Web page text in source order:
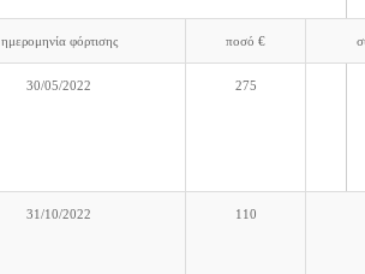
ημερομηνία φόρτισης ποσό €
30/05/2022 275
31/10/2022 110